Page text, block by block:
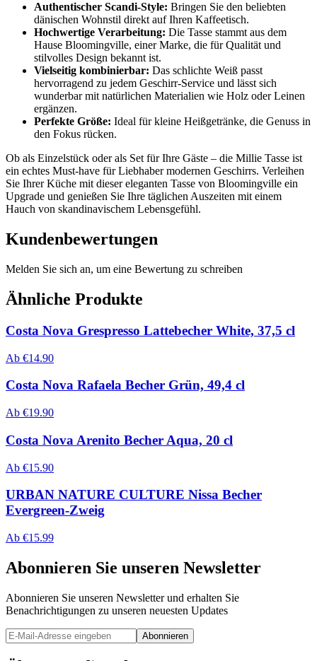
Authentischer Scandi-Style: Bringen Sie den beliebten
dänischen Wohnstil direkt auf Ihren Kaffeetisch.
Hochwertige Verarbeitung: Die Tasse stammt aus dem
Hause Bloomingville, einer Marke, die für Qualität und
stilvolles Design bekannt ist.
Vielseitig kombinierbar: Das schlichte Weiß passt
hervorragend zu jedem Geschirr-Service und lässt sich
wunderbar mit natürlichen Materialien wie Holz oder Leinen
ergänzen.
Perfekte Größe: Ideal für kleine Heißgetränke, die Genuss in
den Fokus rücken.
Ob als Einzelstück oder als Set für Ihre Gäste – die Millie Tasse ist
ein echtes Must-have für Liebhaber modernen Geschirrs. Verleihen
Sie Ihrer Küche mit dieser eleganten Tasse von Bloomingville ein
Upgrade und genießen Sie Ihre täglichen Auszeiten mit einem
Hauch von skandinavischem Lebensgefühl.
Kundenbewertungen
Melden Sie sich an, um eine Bewertung zu schreiben
Ähnliche Produkte
Costa Nova Grespresso Lattebecher White, 37,5 cl
Ab €14.90
Costa Nova Rafaela Becher Grün, 49,4 cl
Ab €19.90
Costa Nova Arenito Becher Aqua, 20 cl
Ab €15.90
URBAN NATURE CULTURE Nissa Becher
Evergreen-Zweig
Ab €15.99
Abonnieren Sie unseren Newsletter
Abonnieren Sie unseren Newsletter und erhalten Sie
Benachrichtigungen zu unseren neuesten Updates
Abonnieren